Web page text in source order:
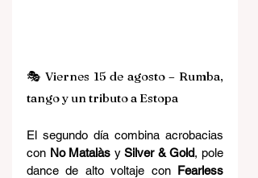
🎭 Viernes 15 de agosto – Rumba,
tango y un tributo a Estopa
El segundo día combina acrobacias
con No Matalàs y Silver & Gold, pole
dance de alto voltaje con Fearless